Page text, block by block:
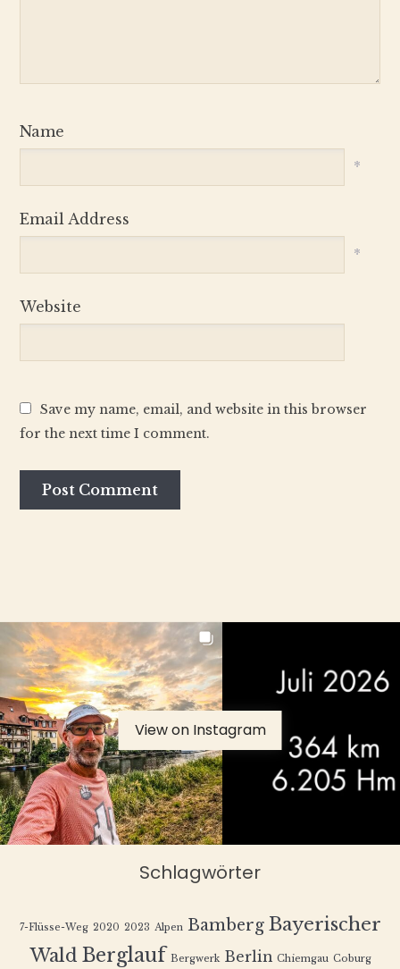
Name
*
Email Address
*
Website
Save my name, email, and website in this browser
for the next time I comment.
View on Instagram
Schlagwörter
7-Flüsse-Weg 2020 2023 Alpen Bamberg Bayerischer
Wald Berglauf Bergwerk Berlin Chiemgau Coburg